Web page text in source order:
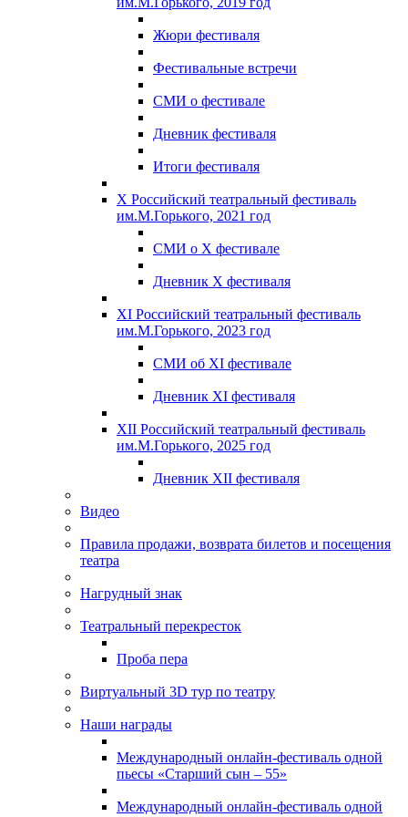
Жюри фестиваля
Фестивальные встречи
СМИ о фестивале
Дневник фестиваля
Итоги фестиваля
X Российский театральный фестиваль
им.М.Горького, 2021 год
СМИ о X фестивале
Дневник X фестиваля
XI Российский театральный фестиваль
им.М.Горького, 2023 год
СМИ об XI фестивале
Дневник XI фестиваля
XII Российский театральный фестиваль
им.М.Горького, 2025 год
Дневник XII фестиваля
Видео
Правила продажи, возврата билетов и посещения
театра
Нагрудный знак
Театральный перекресток
Проба пера
Виртуальный 3D тур по театру
Наши награды
Международный онлайн-фестиваль одной
пьесы «Старший сын – 55»
Международный онлайн-фестиваль одной